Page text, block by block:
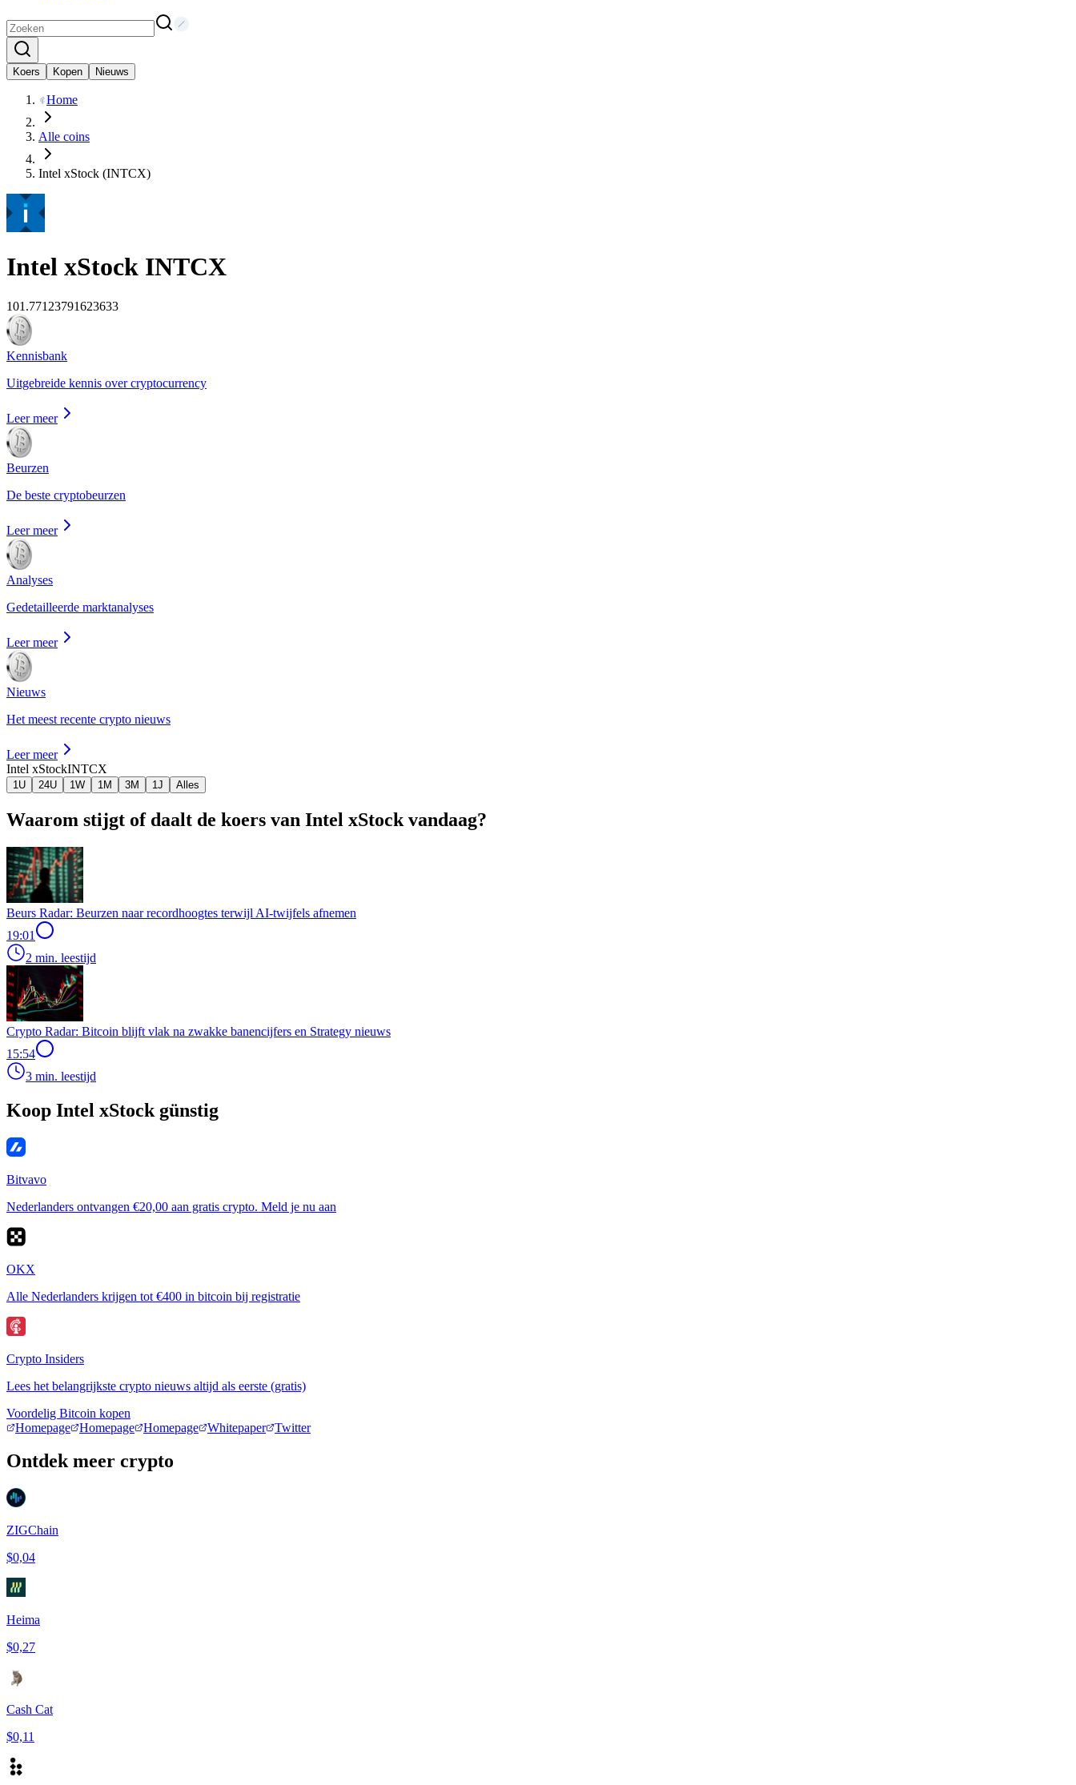
Koers Kopen Nieuws
Home
Alle coins
Intel xStock (INTCX)
Intel xStock INTCX
101.77123791623633
Kennisbank
Uitgebreide kennis over cryptocurrency
Leer meer
Beurzen
De beste cryptobeurzen
Leer meer
Analyses
Gedetailleerde marktanalyses
Leer meer
Nieuws
Het meest recente crypto nieuws
Leer meer
Intel xStockINTCX
1U 24U 1W 1M 3M 1J Alles
Waarom stijgt of daalt de koers van Intel xStock vandaag?
Beurs Radar: Beurzen naar recordhoogtes terwijl AI-twijfels afnemen
19:01
2 min. leestijd
Crypto Radar: Bitcoin blijft vlak na zwakke banencijfers en Strategy nieuws
15:54
3 min. leestijd
Koop Intel xStock günstig
Bitvavo
Nederlanders ontvangen €20,00 aan gratis crypto. Meld je nu aan
OKX
Alle Nederlanders krijgen tot €400 in bitcoin bij registratie
Crypto Insiders
Lees het belangrijkste crypto nieuws altijd als eerste (gratis)
Voordelig Bitcoin kopen
Homepage
Homepage Homepage Whitepaper Twitter
Ontdek meer crypto
ZIGChain
$0,04
Heima
$0,27
Cash Cat
$0,11